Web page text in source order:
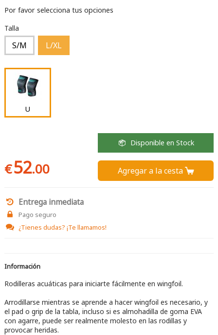
Por favor selecciona tus opciones
Talla
S/M L/XL
U
€52.00
Disponible en Stock
Agregar a la cesta 
Entrega inmediata
Pago seguro
¿Tienes dudas? ¡Te llamamos!
Información
Rodilleras acuáticas para iniciarte fácilmente en wingfoil.
Arrodillarse mientras se aprende a hacer wingfoil es necesario, y
el pad o grip de la tabla, incluso si es almohadilla de goma EVA
con agarre, puede ser realmente molesto en las rodillas y
provocar heridas.